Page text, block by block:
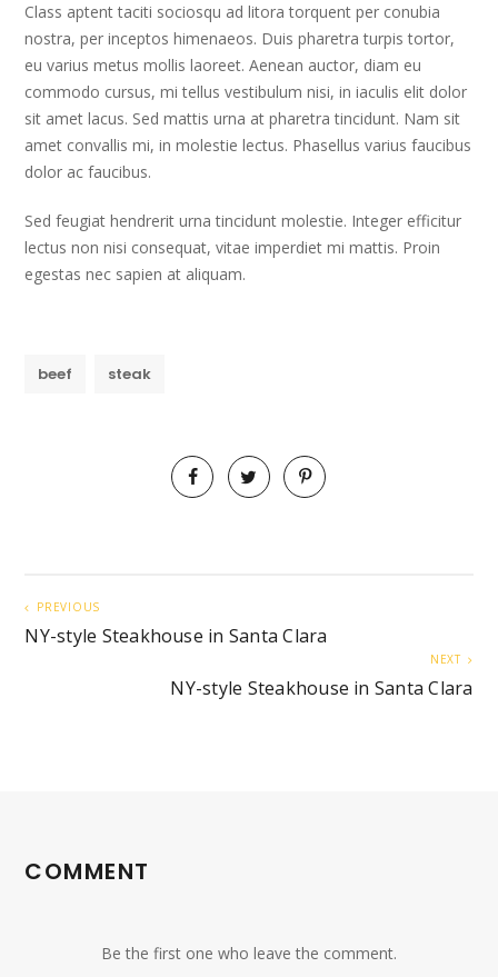
Class aptent taciti sociosqu ad litora torquent per conubia
nostra, per inceptos himenaeos. Duis pharetra turpis tortor,
eu varius metus mollis laoreet. Aenean auctor, diam eu
commodo cursus, mi tellus vestibulum nisi, in iaculis elit dolor
sit amet lacus. Sed mattis urna at pharetra tincidunt. Nam sit
amet convallis mi, in molestie lectus. Phasellus varius faucibus
dolor ac faucibus.
Sed feugiat hendrerit urna tincidunt molestie. Integer efficitur
lectus non nisi consequat, vitae imperdiet mi mattis. Proin
egestas nec sapien at aliquam.
beef steak
PREVIOUS
NY-style Steakhouse in Santa Clara
NEXT
NY-style Steakhouse in Santa Clara
COMMENT
Be the first one who leave the comment.